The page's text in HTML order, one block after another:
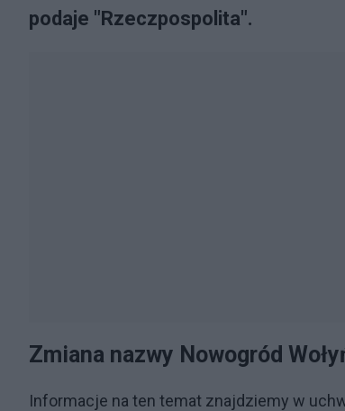
podaje "Rzeczpospolita".
Zmiana nazwy Nowogród
Informacje na ten temat znajdziemy w